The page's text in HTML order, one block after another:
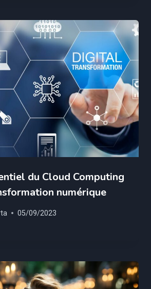
du Cloud Computing
numérique
05/09/2023